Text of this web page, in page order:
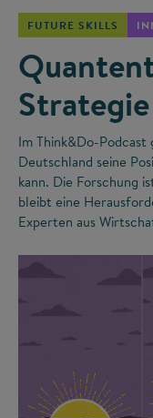
FUTURE SKILLS
Im Think&Do-
Deutschland seine
kann. Die Forschung
bleibt eine
Experten aus